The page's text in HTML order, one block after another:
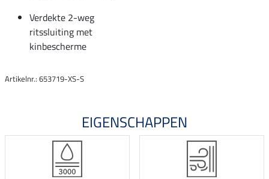
Verdekte 2-weg
ritssluiting met
kinbescherme
Artikelnr.: 653719-XS-S
EIGENSCHAPPEN